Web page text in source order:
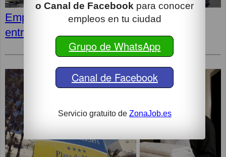
o Canal de Facebook para conocer
empleos en tu ciudad
Grupo de WhatsApp
Canal de Facebook
Servicio gratuito de ZonaJob.es
Empleos en LIDL: Cómo superar la
entrevista y opiniones de los empleados